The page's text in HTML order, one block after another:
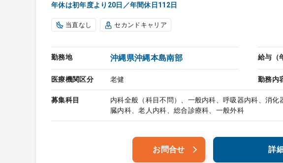
年休は初年度より20日／年間休日112日
当直なし セカンドキャリア
勤務地 沖縄県沖縄本島南部 給与（
医療機関区分 老健 勤務内
募集科目
内科全般（科目不問）、一般内科、呼吸器内科、消
臓内科、老人内科、総合診療科、一般外科
お問合せ 詳